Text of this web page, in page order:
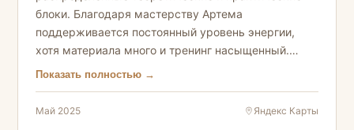
блоки. Благодаря мастерству Артема
поддерживается постоянный уровень энергии,
хотя материала много и тренинг насыщенный.
Отдельное спасибо за материалы,
Показать полностью →
Май 2025 Яндекс Карты